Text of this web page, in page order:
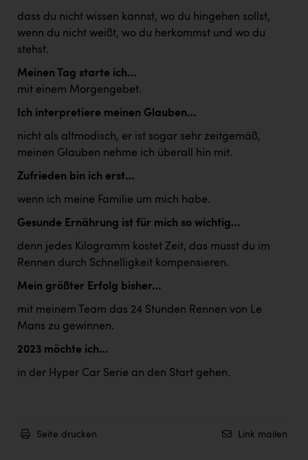
dass du nicht wissen kannst, wo du hingehen sollst,
wenn du nicht weißt, wo du herkommst und wo du
stehst.
Meinen Tag starte ich…
mit einem Morgengebet.
Ich interpretiere meinen Glauben…
nicht als altmodisch, er ist sogar sehr zeitgemäß,
meinen Glauben nehme ich überall hin mit.
Zufrieden bin ich erst…
wenn ich meine Familie um mich habe.
Gesunde Ernährung ist für mich so wichtig…
denn jedes Kilogramm kostet Zeit, das musst du im
Rennen durch Schnelligkeit kompensieren.
Mein größter Erfolg bisher…
mit meinem Team das 24 Stunden Rennen von Le
Mans zu gewinnen.
2023 möchte ich…
in der Hyper Car Serie an den Start gehen.
Seite drucken Link mailen